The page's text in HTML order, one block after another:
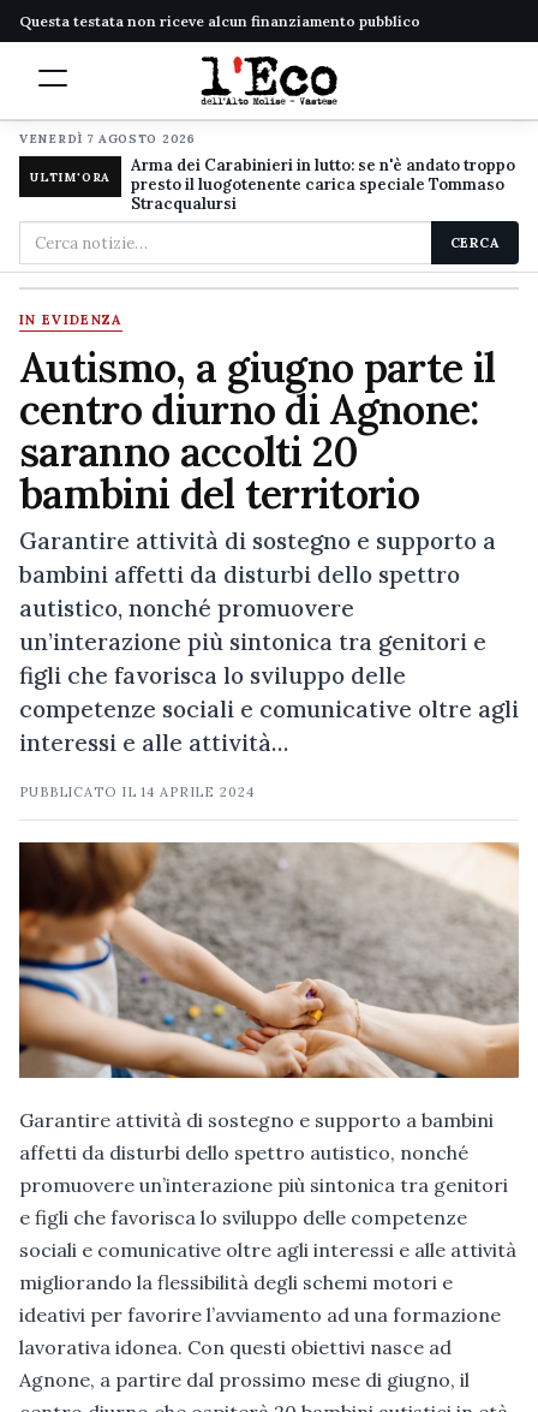
Questa testata non riceve alcun finanziamento pubblico
VENERDÌ 7 AGOSTO 2026
ULTIM'ORA
Arma dei Carabinieri in lutto: se n'è andato troppo
presto il luogotenente carica speciale Tommaso
Stracqualursi
Cerca
nel
sito
CERCA
IN EVIDENZA
Autismo, a giugno parte il
centro diurno di Agnone:
saranno accolti 20
bambini del territorio
Garantire attività di sostegno e supporto a
bambini affetti da disturbi dello spettro
autistico, nonché promuovere
un’interazione più sintonica tra genitori e
figli che favorisca lo sviluppo delle
competenze sociali e comunicative oltre agli
interessi e alle attività…
PUBBLICATO IL14 APRILE 2024
Garantire attività di sostegno e supporto a bambini
affetti da disturbi dello spettro autistico, nonché
promuovere un’interazione più sintonica tra genitori
e figli che favorisca lo sviluppo delle competenze
sociali e comunicative oltre agli interessi e alle attività
migliorando la flessibilità degli schemi motori e
ideativi per favorire l’avviamento ad una formazione
lavorativa idonea. Con questi obiettivi nasce ad
Agnone, a partire dal prossimo mese di giugno, il